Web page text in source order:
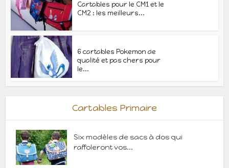
Cartables pour le CM1 et le
CM2 : les meilleurs...
6 cartables Pokemon de
qualité et pas chers pour
le...
Cartables Primaire
Six modèles de sacs à dos qui
raffoleront vos...